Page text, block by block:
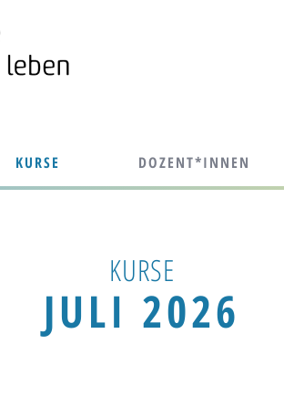
KURSE DOZENT*INNEN
KURSE
JULI 2026